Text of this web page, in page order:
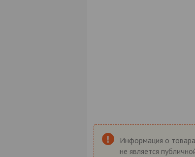
Информация о
не является